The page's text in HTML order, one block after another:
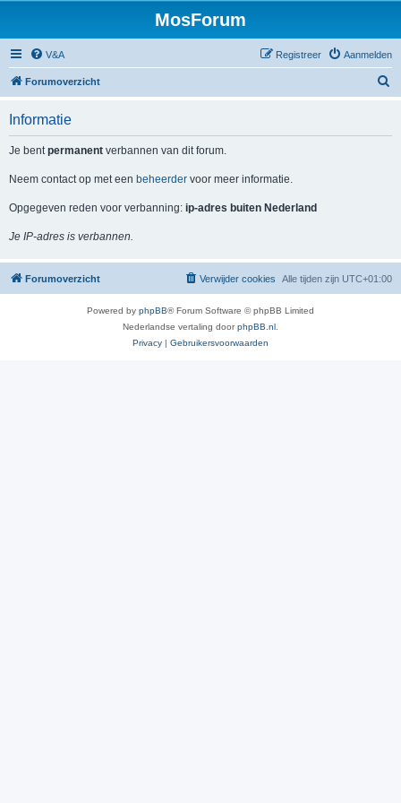
MosForum
V&A Aanmelden
Registreer
Forumoverzicht
Informatie
Je bentpermanent verbannen van dit forum.
Neem contact op met een beheerder voor meer informatie.
Opgegeven reden voor verbanning: ip-adres buiten Nederland
Je IP-adres is verbannen.
Forumoverzicht Alle tijden zijn UTC+01:00
Verwijder cookies
Powered by phpBB® Forum Software © phpBB Limited
Nederlandse vertaling doorphpBB.nl
Privacy | Gebruikersvoorwaarden